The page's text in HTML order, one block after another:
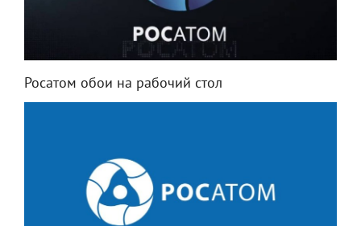
Росатом обои на рабочий стол